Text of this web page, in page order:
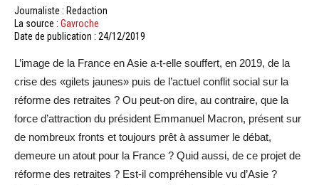
Journaliste : Redaction
La source : Gavroche
Date de publication : 24/12/2019
L’image de la France en Asie a-t-elle souffert, en 2019, de la
crise des «gilets jaunes» puis de l’actuel conflit social sur la
réforme des retraites ? Ou peut-on dire, au contraire, que la
force d’attraction du président Emmanuel Macron, présent sur
de nombreux fronts et toujours prêt à assumer le débat,
demeure un atout pour la France ? Quid aussi, de ce projet de
réforme des retraites ? Est-il compréhensible vu d’Asie ?